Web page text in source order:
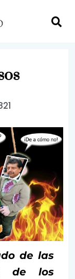
de las
de los